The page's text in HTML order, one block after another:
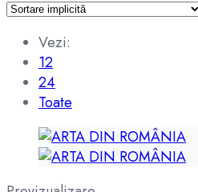
Vezi:
12
24
Toate